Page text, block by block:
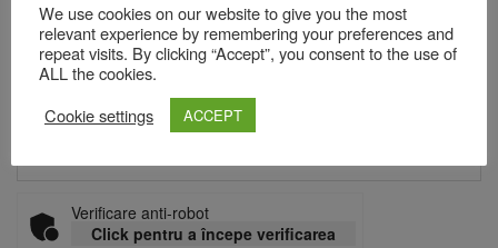
Email*
Site web
Verificare anti-robot
Click pentru a începe verificarea
We use cookies on our website to give you the most
relevant experience by remembering your preferences and
repeat visits. By clicking “Accept”, you consent to the use of
ALL the cookies.
Cookie settings
ACCEPT